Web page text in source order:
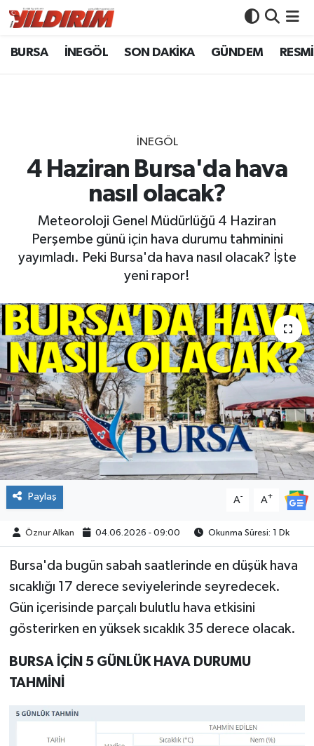
BURSA İNEGÖL SON DAKİKA GÜNDEM
İNEGÖL
4 Haziran Bursa'da hava
nasıl olacak?
Meteoroloji Genel Müdürlüğü 4 Haziran
Perşembe günü için hava durumu tahminini
yayımladı. Peki Bursa'da hava nasıl olacak? İşte
yeni rapor!
Paylaş A- A+
Öznur Alkan 04.06.2026 - 09:00 Okunma Süresi: 1 Dk
Bursa'da bugün sabah saatlerinde en düşük hava
sıcaklığı 17 derece seviyelerinde seyredecek.
Gün içerisinde parçalı bulutlu hava etkisini
gösterirken en yüksek sıcaklık 35 derece olacak.
BURSA İÇİN 5 GÜNLÜK HAVA DURUMU
TAHMİNİ
BURSA
GÜNDEM
RESMİ İLANLAR
KÖŞE YAZILARI
YAŞAM
SPOR
Bursa Nöbetçi Eczaneler
Bursa Trafik Yoğunluk Haritası
Süper Lig Puan Durumu ve Fikstür
Tüm Manşetler
Son Dakika Haberleri
Haber Arşivi